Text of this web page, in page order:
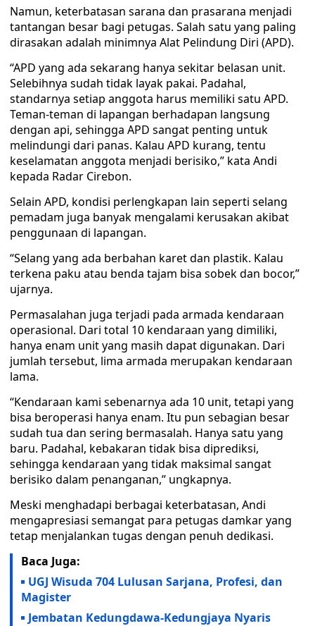
Namun, keterbatasan sarana dan prasarana menjadi
tantangan besar bagi petugas. Salah satu yang paling
dirasakan adalah minimnya Alat Pelindung Diri (APD).
“APD yang ada sekarang hanya sekitar belasan unit.
Selebihnya sudah tidak layak pakai. Padahal,
standarnya setiap anggota harus memiliki satu APD.
Teman-teman di lapangan berhadapan langsung
dengan api, sehingga APD sangat penting untuk
melindungi dari panas. Kalau APD kurang, tentu
keselamatan anggota menjadi berisiko,” kata Andi
kepada Radar Cirebon.
Selain APD, kondisi perlengkapan lain seperti selang
pemadam juga banyak mengalami kerusakan akibat
penggunaan di lapangan.
“Selang yang ada berbahan karet dan plastik. Kalau
terkena paku atau benda tajam bisa sobek dan bocor,”
ujarnya.
Permasalahan juga terjadi pada armada kendaraan
operasional. Dari total 10 kendaraan yang dimiliki,
hanya enam unit yang masih dapat digunakan. Dari
jumlah tersebut, lima armada merupakan kendaraan
lama.
“Kendaraan kami sebenarnya ada 10 unit, tetapi yang
bisa beroperasi hanya enam. Itu pun sebagian besar
sudah tua dan sering bermasalah. Hanya satu yang
baru. Padahal, kebakaran tidak bisa diprediksi,
sehingga kendaraan yang tidak maksimal sangat
berisiko dalam penanganan,” ungkapnya.
Meski menghadapi berbagai keterbatasan, Andi
mengapresiasi semangat para petugas damkar yang
tetap menjalankan tugas dengan penuh dedikasi.
Baca Juga:
UGJ Wisuda 704 Lulusan Sarjana, Profesi, dan
Magister
Jembatan Kedungdawa-Kedungjaya Nyaris